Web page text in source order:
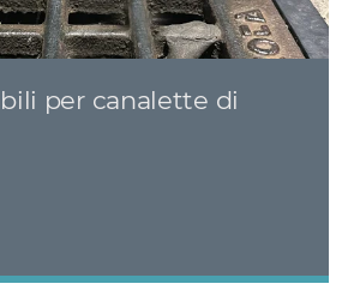
per canalette di